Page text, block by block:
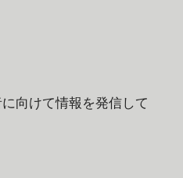
向けて情報を発信して